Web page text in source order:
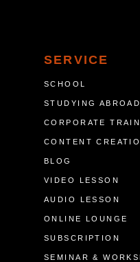
SERVICE
SCHOOL
STUDYING ABROAD
CORPORATE
CONTENT
BLOG
VIDEO LESSON
AUDIO LESSON
ONLINE LOUNGE
SUBSCRIPTION
SEMINAR &